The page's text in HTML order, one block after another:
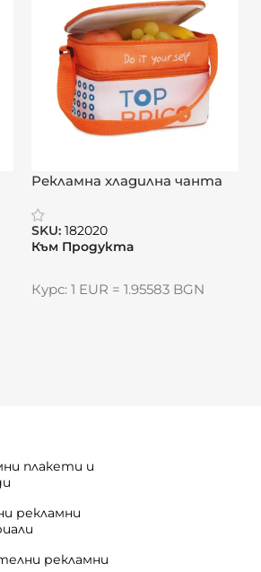
Рекламна хладилна чанта
SKU:182020
Към Продукта
Курс: 1 EUR = 1.95583 BGN
плакети и
рекламни
рекламни